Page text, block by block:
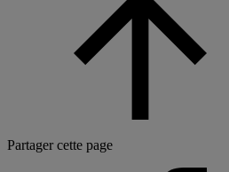
Partager cette page